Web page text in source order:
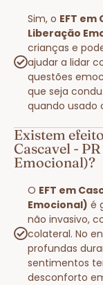
Sim, o EFT em
Liberação
crianças e
ajudar a lidar
questões
que seja
quando usado
Existem
Cascavel -
Emocional)?
O EFT em
Emocional) é
não invasivo,
colateral. No
profundas
sentimentos
desconforto